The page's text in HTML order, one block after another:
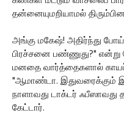
தன்னையுமறியாமல்
அங்கு மகேஷ்! அதிர்ந்து
பிரச்சனை பண்ணுது?"
மனதை வார்த்தைகளால்
"ஆமாண்டா. இதுவரைக்கும்
நாளாவது டாக்டர்
கேட்டார்.